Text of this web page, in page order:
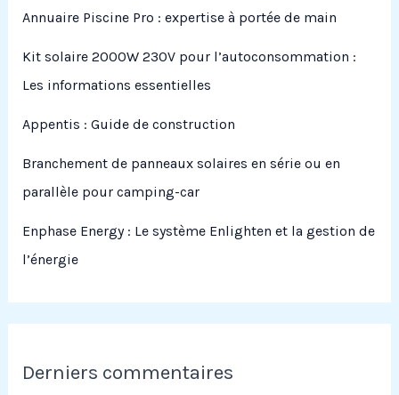
Annuaire Piscine Pro : expertise à portée de main
Kit solaire 2000W 230V pour l’autoconsommation :
Les informations essentielles
Appentis : Guide de construction
Branchement de panneaux solaires en série ou en
parallèle pour camping-car
Enphase Energy : Le système Enlighten et la gestion de
l’énergie
Derniers commentaires